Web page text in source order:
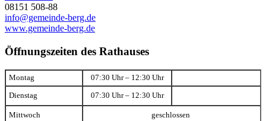
08151 508-88
info@gemeinde-berg.de
www.gemeinde-berg.de
Öffnungszeiten des Rathauses
Montag 07:30 Uhr – 12:30 Uhr
Dienstag 07:30 Uhr – 12:30 Uhr
Mittwoch geschlossen